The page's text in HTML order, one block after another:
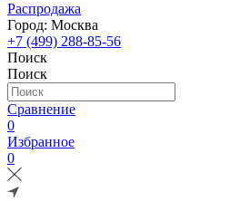
Распродажа
Город: Москва
+7 (499) 288-85-56
Поиск
Поиск
Сравнение
0
Избранное
0